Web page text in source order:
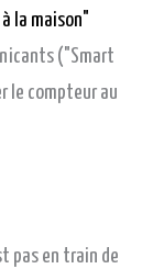
la maison"
("Smart
le compteur au
pas en train de